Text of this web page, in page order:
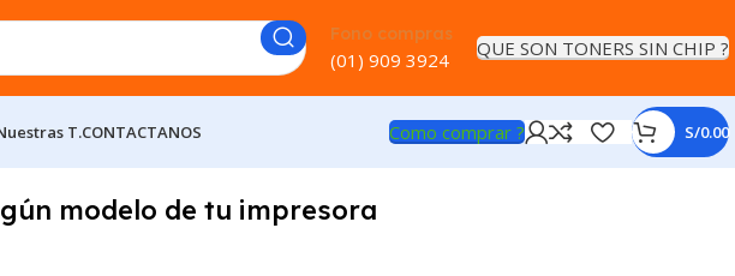
Fono compras
(01) 909 3924 QUE SON TONERS SIN CHIP ?
T.CONTACTANOS Como comprar ? S/0.00
modelo de tu impresora